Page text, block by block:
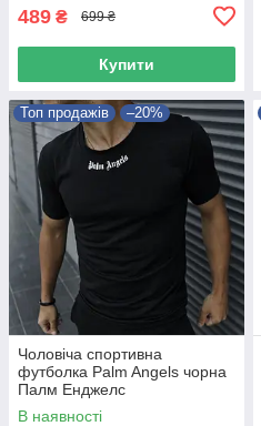
489 ₴ 699 ₴
Купити
Топ продажів –20%
Чоловіча спортивна
футболка Palm Angels чорна
Палм Енджелс
В наявності